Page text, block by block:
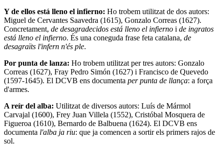
Y de ellos está lleno el infierno: Ho trobem utilitzat de dos autors:
Miguel de Cervantes Saavedra (1615), Gonzalo Correas (1627).
Concretament, de desagradecidos está lleno el infierno i de ingratos
está lleno el infierno. És una coneguda frase feta catalana, de
desagraïts l'infern n'és ple.
Por punta de lanza: Ho trobem utilitzat per tres autors: Gonzalo
Correas (1627), Fray Pedro Simón (1627) i Francisco de Quevedo
(1597-1645). El DCVB ens documenta per punta de llança: a força
d'armes.
A reír del alba: Utilitzat de diversos autors: Luís de Mármol
Carvajal (1600), Frey Juan Villela (1552), Cristóbal Mosquera de
Figueroa (1610), Bernardo de Balbuena (1624). El DCVB ens
documenta l'alba ja riu: que ja comencen a sortir els primers rajos de
sol.